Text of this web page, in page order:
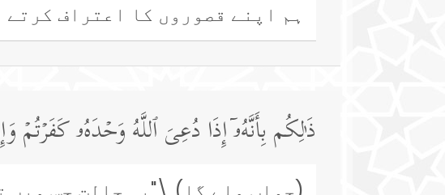
ہم اپنے قصوروں کا اعتراف
ذَ ٰ⁠لِكُم بِأَنَّهُۥۤ إِذَا دُعِیَ ٱللَّهُ وَحۡدَهُۥ كَفَرۡتُمۡ